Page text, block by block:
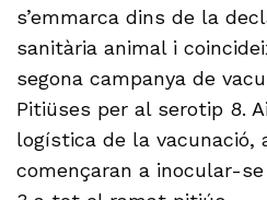
s’emmarca dins de la
sanitària animal i
segona campanya de
Pitiüses per al serotip 8.
logística de la vacunació,
començaran a inocular-